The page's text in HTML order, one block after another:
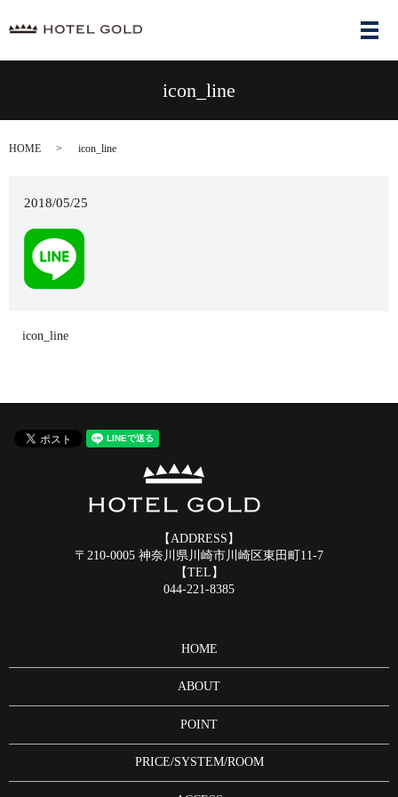
メ
icon_line
HOME icon_line
2018/05/25
icon_line
【ADDRESS】
〒210-0005 神奈川県川崎市川崎区東田町11-7
【TEL】
044-221-8385
HOME
ABOUT
POINT
PRICE/SYSTEM/ROOM